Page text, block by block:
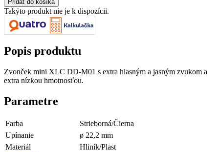
Takýto produkt nie je k dispozícii.
Popis produktu
Zvonček mini XLC DD-M01 s extra hlasným a jasným zvukom a
extra nízkou hmotnosťou.
Parametre
Farba
Strieborná/Čierna
Upínanie
ø 22,2 mm
Materiál
Hliník/Plast